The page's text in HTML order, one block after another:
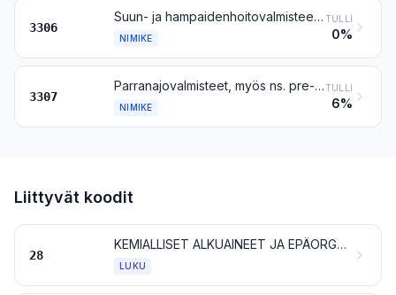
3306
Suun- ja hampaidenhoitovalmisteet, myös hammasproteesin kiinnitystahnat ja -jauheet; hammasvälien puhdistukseen käytettävä lanka (hammaslanka), yksittäisissä vähittäismyyntipakkauksissa
NIMIKE
TULLI
0%
3307
Parranajovalmisteet, myös ns. pre-shave- ja after-shave-valmisteet, henkilökohtaiseen käyttöön tarkoitetut deodorantit, kylpyvalmisteet, karvanpoistoaineet ja muut muualle kuulumattomat hajuste-, kosmeettiset ja toalettivalmisteet; huoneilman raikasteet, myös hajustetut ja desinfioivat
NIMIKE
TULLI
6%
Liittyvät koodit
28
KEMIALLISET ALKUAINEET JA EPÄORGAANISET YHDISTEET; JALOMETALLIEN, HARVINAISTEN MAAMETALLIEN, RADIOAKTIIVISTEN ALKUAINEIDEN JA ISOTOOPPIEN ORGAANISET JA EPÄORGAANISET YHDISTEET
LUKU